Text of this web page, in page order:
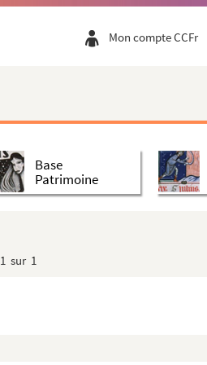
Mon compte CCFr
Base
Patrimoine
1 sur 1